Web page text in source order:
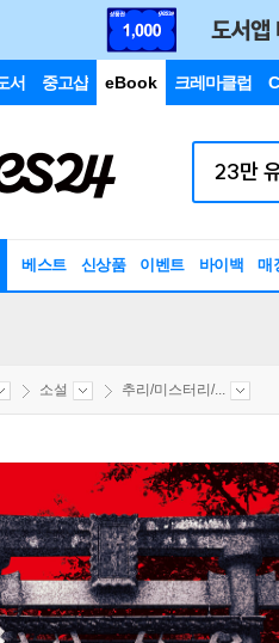
서 중고샵 eBook 크레마클럽
베스트 신상품 이벤트 바이백 매
소설 추리/미스터리/...